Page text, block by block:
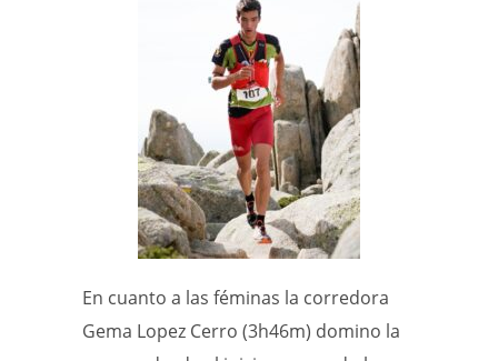
En cuanto a las féminas la corredora
Gema Lopez Cerro (3h46m) domino la